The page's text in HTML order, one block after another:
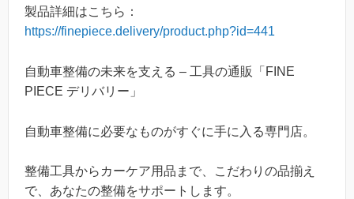
製品詳細はこちら：
https://finepiece.delivery/product.php?id=441
自動車整備の未来を支える – 工具の通販「FINE
PIECE デリバリー」
自動車整備に必要なものがすぐに手に入る専門店。
整備工具からカーケア用品まで、こだわりの品揃え
で、あなたの整備をサポートします。